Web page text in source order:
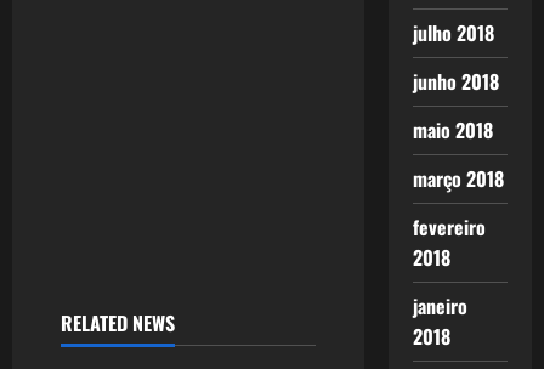
RELATED NEWS
julho 2018
junho 2018
maio 2018
março 2018
fevereiro
2018
janeiro
2018